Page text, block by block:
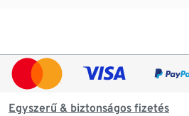
Egyszerű & biztonságos fizetés